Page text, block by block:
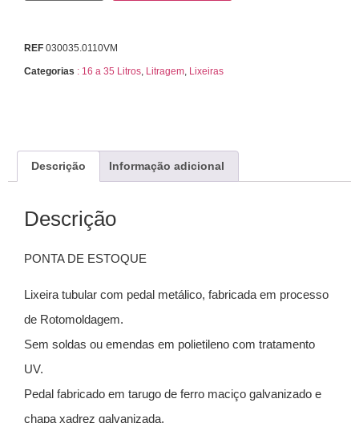
REF 030035.0110VM
Categorias : 16 a 35 Litros, Litragem, Lixeiras
Descrição Informação adicional
Descrição
PONTA DE ESTOQUE
Lixeira tubular com pedal metálico, fabricada em processo
de Rotomoldagem.
Sem soldas ou emendas em polietileno com tratamento
UV.
Pedal fabricado em tarugo de ferro maciço galvanizado e
chapa xadrez galvanizada.